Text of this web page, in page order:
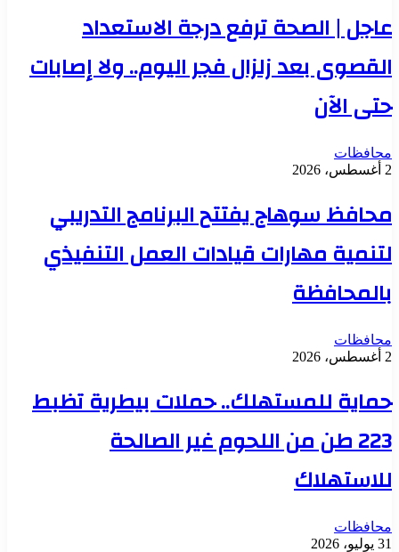
عاجل | الصحة ترفع درجة الاستعداد
القصوى بعد زلزال فجر اليوم.. ولا إصابات
حتى الآن
محافظات
2 أغسطس، 2026
محافظ سوهاج يفتتح البرنامج التدريبي
لتنمية مهارات قيادات العمل التنفيذي
بالمحافظة
محافظات
2 أغسطس، 2026
حماية للمستهلك.. حملات بيطرية تظبط
223 طن من اللحوم غير الصالحة
للاستهلاك
محافظات
31 يوليو، 2026